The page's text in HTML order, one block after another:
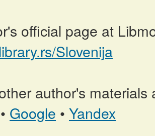
official page at
Slovenija
author's materials
• Google • Yandex